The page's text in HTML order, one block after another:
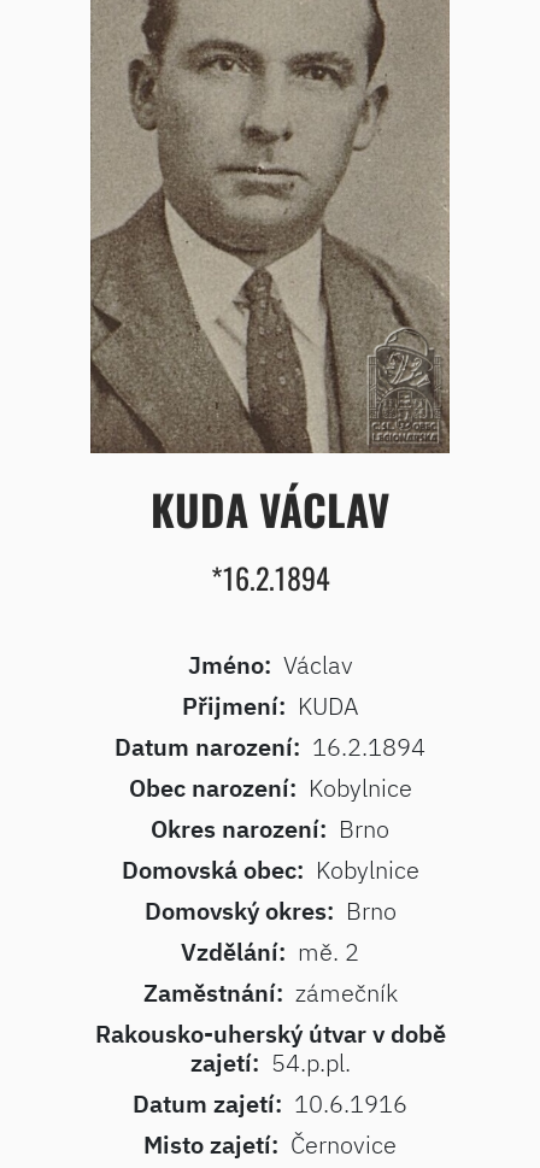
KUDA VÁCLAV
*16.2.1894
Jméno: Václav
Přijmení: KUDA
Datum narození: 16.2.1894
Obec narození: Kobylnice
Okres narození: Brno
Domovská obec: Kobylnice
Domovský okres: Brno
Vzdělání: mě. 2
Zaměstnání: zámečník
Rakousko-uherský útvar v době
zajetí: 54.p.pl.
Datum zajetí: 10.6.1916
Misto zajetí: Černovice